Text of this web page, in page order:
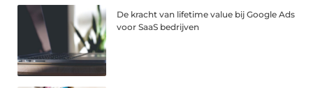
De kracht van lifetime value bij Google Ads
voor SaaS bedrijven